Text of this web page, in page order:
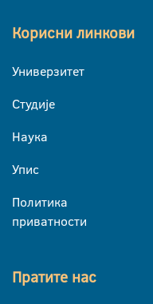
Корисни линкови
Универзитет
Студије
Наука
Упис
Политика
приватности
Пратите нас